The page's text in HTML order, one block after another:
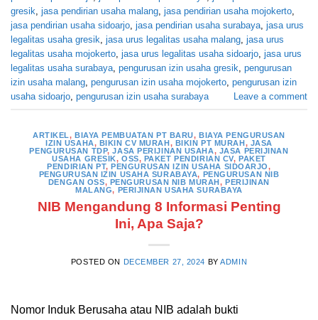
gresik jasa pendirian usaha malang jasa pendirian usaha mojokerto
jasa pendirian usaha sidoarjo jasa pendirian usaha surabaya jasa urus
legalitas usaha gresik jasa urus legalitas usaha malang jasa urus
legalitas usaha mojokerto jasa urus legalitas usaha sidoarjo jasa urus
legalitas usaha surabaya pengurusan izin usaha gresik pengurusan
izin usaha malang pengurusan izin usaha mojokerto pengurusan izin
usaha sidoarjo pengurusan izin usaha surabaya Leave a comment
ARTIKEL, BIAYA PEMBUATAN PT BARU, BIAYA PENGURUSAN
IZIN USAHA, BIKIN CV MURAH , BIKIN PT MURAH , JASA
PENGURUSAN TDP,JASA PERIJINAN USAHA, JASA PERIJINAN
USAHA GRESIK, OSS, PAKET PENDIRIAN CV, PAKET
PENDIRIAN PT, PENGURUSAN IZIN USAHA SIDOARJO,
PENGURUSAN IZIN USAHA SURABAYA, PENGURUSAN NIB
DENGAN OSS, PENGURUSAN NIB MURAH , PERIJINAN
MALANG, PERIJINAN USAHA SURABAYA
NIB Mengandung 8 Informasi Penting
Ini, Apa Saja?
POSTED ON DECEMBER 27, 2024 BYADMIN
Nomor Induk Berusaha atau NIB adalah bukti